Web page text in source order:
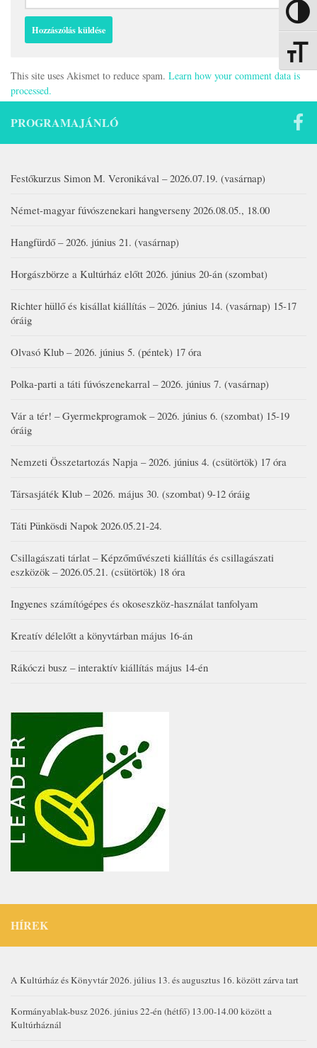
Nagy
This site uses Akismet to reduce spam. Learn how your comment data is
processed.
PROGRAMAJÁNLÓ
Festőkurzus Simon M. Veronikával – 2026.07.19. (vasárnap)
Német-magyar fúvószenekari hangverseny 2026.08.05., 18.00
Hangfürdő – 2026. június 21. (vasárnap)
Horgászbörze a Kultúrház előtt 2026. június 20-án (szombat)
Richter hüllő és kisállat kiállítás – 2026. június 14. (vasárnap) 15-17
óráig
Olvasó Klub – 2026. június 5. (péntek) 17 óra
Polka-parti a táti fúvószenekarral – 2026. június 7. (vasárnap)
Vár a tér! – Gyermekprogramok – 2026. június 6. (szombat) 15-19
óráig
Nemzeti Összetartozás Napja – 2026. június 4. (csütörtök) 17 óra
Társasjáték Klub – 2026. május 30. (szombat) 9-12 óráig
Táti Pünkösdi Napok 2026.05.21-24.
Csillagászati tárlat – Képzőművészeti kiállítás és csillagászati
eszközök – 2026.05.21. (csütörtök) 18 óra
Ingyenes számítógépes és okoseszköz-használat tanfolyam
Kreatív délelőtt a könyvtárban május 16-án
Rákóczi busz – interaktív kiállítás május 14-én
HÍREK
A Kultúrház és Könyvtár 2026. július 13. és augusztus 16. között zárva tart
Kormányablak-busz 2026. június 22-én (hétfő) 13.00-14.00 között a
Kultúrháznál